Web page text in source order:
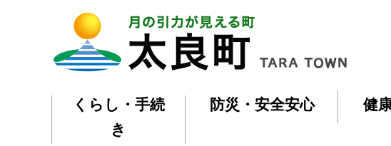
くらし・手続
き
防災・安全安心 健